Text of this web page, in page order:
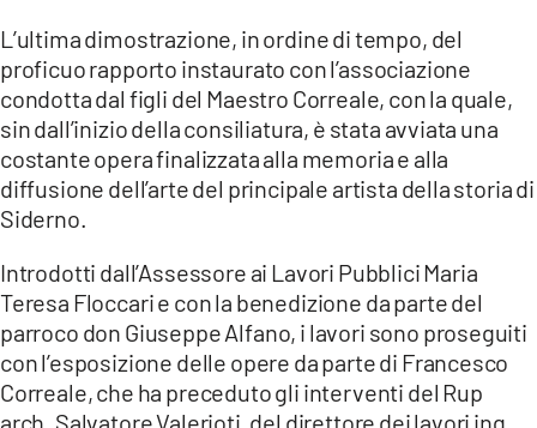
L’ultima dimostrazione, in ordine di tempo, del
proficuo rapporto instaurato con l’associazione
condotta dal figli del Maestro Correale, con la quale,
sin dall’inizio della consiliatura, è stata avviata una
costante opera finalizzata alla memoria e alla
diffusione dell’arte del principale artista della storia di
Siderno.
Introdotti dall’Assessore ai Lavori Pubblici Maria
Teresa Floccari e con la benedizione da parte del
parroco don Giuseppe Alfano, i lavori sono proseguiti
con l’esposizione delle opere da parte di Francesco
Correale, che ha preceduto gli interventi del Rup
arch. Salvatore Valerioti, del direttore dei lavori ing.